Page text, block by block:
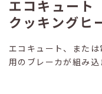
エコキュート
クッキングヒ
エコキュート、また
用のブレーカが組み込